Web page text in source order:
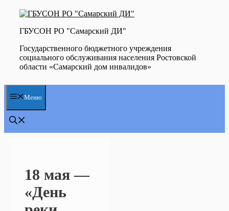
Перейти
содержимому
ГБУСОН РО "Самарский ДИ"
Государственного бюджетного учреждения
социального обслуживания населения Ростовской
области «Самарский дом инвалидов»
Меню
18 мая —
«День